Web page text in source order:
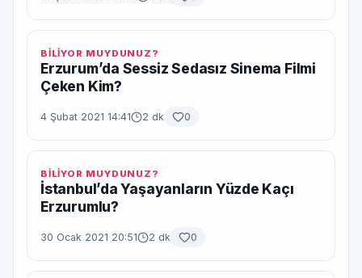
BİLİYOR MUYDUNUZ?
Erzurum’da Sessiz Sedasız Sinema Filmi
Çeken Kim?
4 Şubat 2021 14:41 2 dk 0
BİLİYOR MUYDUNUZ?
İstanbul’da Yaşayanların Yüzde Kaçı
Erzurumlu?
30 Ocak 2021 20:51 2 dk 0